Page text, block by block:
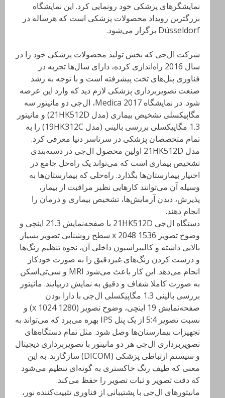
نمایشگرهای پزشکی خود رونمایی کرد. این نمایشگاه
بزرگترین رویداد محصولات پزشکی است که هرساله در
Düsseldorf برگزار می‌شود.
شرکت ال‌جی که بخش تولید محصولات پزشکی خود را در
سال 2016 راه‌اندازی کرده، دارای سال‌ها تجربه در
فناوری پنل‌های تخت پیشرفته است و با توجه به رشد
صنعت تصویربرداری پزشکی لازم دید که وارد این عرصه
شود. در نمایشگاه Medica 2017، ال‌جی دو مانیتور سه
مگاپیکسلی تشخیص بیماری (مدل 21HK512D) و مانیتور
1.3 مگاپیکسلی بررسی بالینی (مدل 19HK312C) را به
تمام متخصصان پزشکی در سرتاسر دنیا معرفی کرد.
مدل 21HK512D اولین محصول ال‌جی در دسته‌بندی
تشخیص بیماری است که می‌تواند یک راه‌حل جامع در
اختیار بیمارستان‌ها بگذارد. راه‌حلی که بیمارستان‌ها به
وسیله آن می‌توانند کارهایی نظیر مراقبت از بیمار،
پذیرش، دیدن آزمایش‌ها، تشخیص بیماری و درمان را
انجام دهند.
دستگاه ال‌جی 21HK512D با صفحه‌نمایش 21.3 اینچی و
وضوح تصویر 1536 x 2048 سطح روشنایی تصویر بسیار
بالایی داشته و کالیبراسیون داخلی آن، نحوه تنظیم رنگ‌ها
و درست کردن رنگ‌های غیردقیق را به صورت خودکار
انجام می‌دهد. این کار باعث می‌شود MRI و سی‌تی‌اسکن
به صورت کاملا شفاف و دقیق به نمایش دربیایند. مانیتور
بررسی بالینی 1.3 مگاپیکسلی ال‌جی با دارا بودن
صفحه‌نمایش 19 اینچی، وضوح تصویر (1280 x 1024) و
نسبت تصویر 5:4 از یک پنل IPS بهره می‌برد که می‌تواند به
تجهیزات بیمارستان‌ها وصل شود. مثل تمام دستگاه‌های
تصویربرداری ال‌جی هر دو مانیتور با تصویربرداری دیجیتال
و سیستم ارتباطی پزشکی (DICOM) سازگارند. به این
معنی که طیف رنگ خاکستری به گونه‌ای تنظیم می‌شود
که دقت تصویر و ثبات تصویر را حفظ می‌کند.
مانیتورهای ال‌جی با پشتیبانی از فناوری تثبیت‌کننده نور،